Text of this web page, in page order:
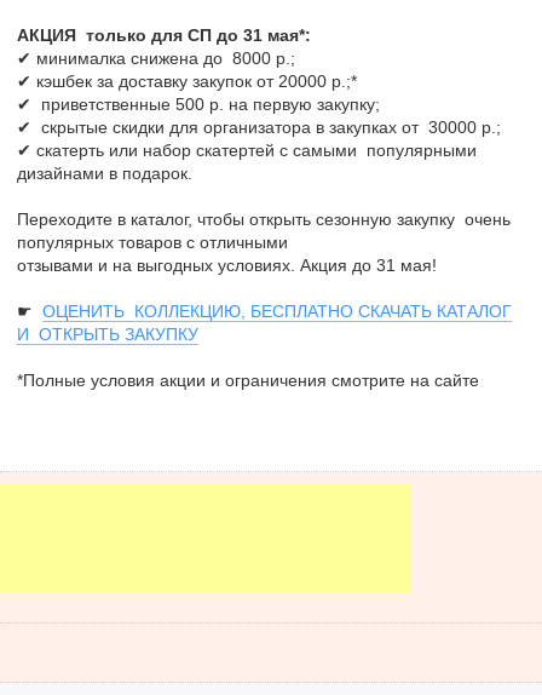
АКЦИЯ только для СП до 31 мая*:
✔ минималка снижена до 8000 р.;
✔ кэшбек за доставку закупок от 20000 р.;*
✔ приветственные 500 р. на первую закупку;
✔ скрытые скидки для организатора в закупках от 30000 р.;
✔ скатерть или набор скатертей с самыми популярными
дизайнами в подарок.
Переходите в каталог, чтобы открыть сезонную закупку очень
популярных товаров с отличными
отзывами и на выгодных условиях. Акция до 31 мая!
☛ ОЦЕНИТЬ КОЛЛЕКЦИЮ, БЕСПЛАТНО СКАЧАТЬ КАТАЛОГ
И ОТКРЫТЬ ЗАКУПКУ
*Полные условия акции и ограничения смотрите на сайте